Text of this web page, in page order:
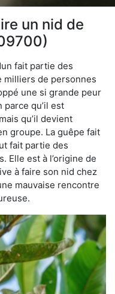
un nid de
fait partie des
milliers de personnes
une si grande peur
parce qu’il est
qu’il devient
groupe. La guêpe fait
fait partie des
Elle est à l’origine de
à faire son nid chez
mauvaise rencontre